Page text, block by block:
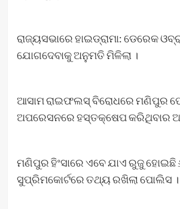
ରାଜ୍ୟସଭାରେ ହାଇଡ୍ରାମା: ଡେରେକ
ଯୋଗଦେବାକୁ ଅନୁମତି ମିଳିଲା ।
ଆସାମ ରାଇଫଲସ୍‌ ବିରୋଧରେ ମଣିପୁର
ଅପରେସନରେ ହସ୍ତକ୍ଷେପ କରିଥିବାର
ମଣିପୁର ହିଂସାରେ ଏବେ ଯାଏ ରୁଜୁ ହୋଇଛି
ସୁପ୍ରିମକୋର୍ଟରେ ତଥ୍ୟ ରଖିଲା ପୋଲିସ ।